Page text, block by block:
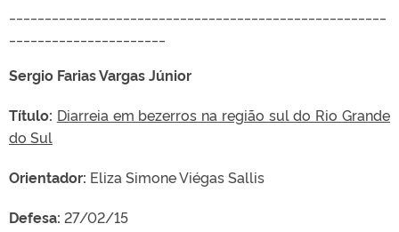
Sergio Farias Vargas Júnior
Título: Diarreia em bezerros na região sul do Rio Grande
do Sul
Orientador: Eliza Simone Viégas Sallis
Defesa: 27/02/15